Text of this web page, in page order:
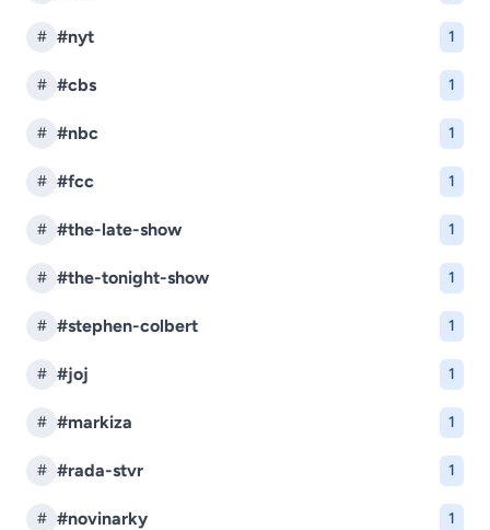
# #nyt 1
# #cbs 1
# #nbc 1
# #fcc 1
# #the-late-show 1
# #the-tonight-show 1
# #stephen-colbert 1
# #joj 1
# #markiza 1
# #rada-stvr 1
# #novinarky 1